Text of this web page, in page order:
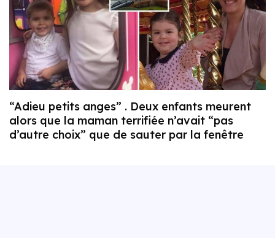
“Adieu petits anges” . Deux enfants meurent
alors que la maman terrifiée n’avait “pas
d’autre choix” que de sauter par la fenêtre